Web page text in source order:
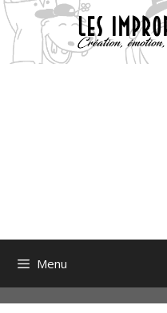
Aller
au
contenu
Menu